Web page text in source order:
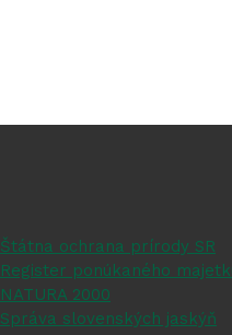
Štátna ochrana prírody SR
Register ponúkaného
NATURA 2000
Správa slovenských jaskýň